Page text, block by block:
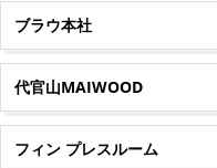
ブラウ本社
代官山MAIWOOD
フィン プレスルーム